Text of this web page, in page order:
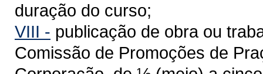
duração do curso;
VIII - publicação de obra ou
Comissão de Promoções de